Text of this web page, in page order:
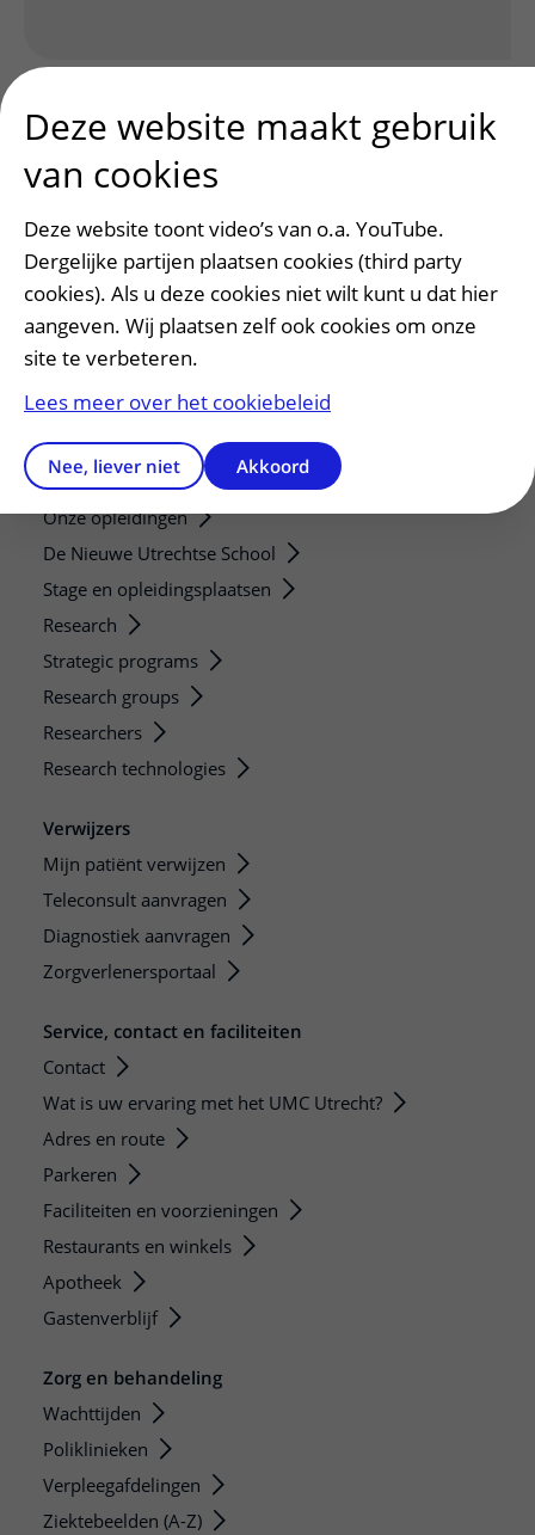
Patiënt en bezoek
Afspraak maken of wijzigen
Voorbereiden op uw afspraak
Wijzigen patiëntgegevens
Onderwijs en onderzoek
Onze opleidingen
De Nieuwe Utrechtse School
Stage en opleidingsplaatsen
Research
Strategic programs
Research groups
Researchers
Research technologies
Verwijzers
Mijn patiënt verwijzen
Teleconsult aanvragen
Diagnostiek aanvragen
Zorgverlenersportaal
Service, contact en faciliteiten
Contact
Wat is uw ervaring met het UMC Utrecht?
Adres en route
Parkeren
Faciliteiten en voorzieningen
Restaurants en winkels
Apotheek
Gastenverblijf
Zorg en behandeling
Wachttijden
Poliklinieken
Verpleegafdelingen
Ziektebeelden (A-Z)
Deze website maakt gebruik
van cookies
Deze website toont video’s van o.a. YouTube.
Dergelijke partijen plaatsen cookies (third party
cookies). Als u deze cookies niet wilt kunt u dat hier
aangeven. Wij plaatsen zelf ook cookies om onze
site te verbeteren.
Lees meer over het cookiebeleid
Nee, liever niet Akkoord